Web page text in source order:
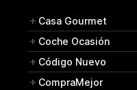
Casa Gourmet
Coche Ocasión
Código Nuevo
CompraMejor